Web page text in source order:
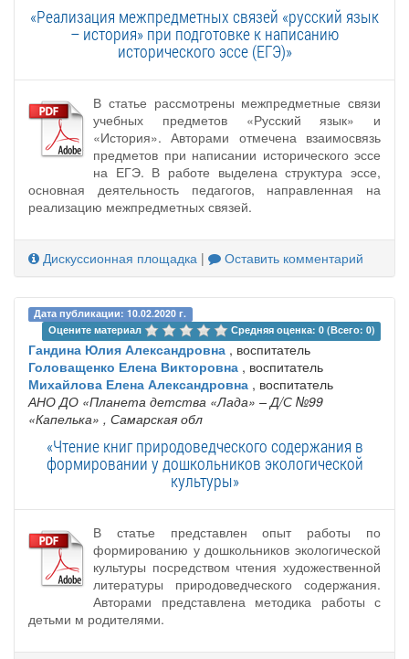
«Реализация межпредметных связей «русский язык
– история» при подготовке к написанию
исторического эссе (ЕГЭ)»
В статье рассмотрены межпредметные связи
учебных предметов «Русский язык» и
«История». Авторами отмечена взаимосвязь
предметов при написании исторического эссе
на ЕГЭ. В работе выделена структура эссе,
основная деятельность педагогов, направленная на
реализацию межпредметных связей.
Дискуссионная площадка | Оставить комментарий
Дата публикации: 10.02.2020 г.
Оцените материал
Средняя оценка: 0 (Всего: 0)
Гандина Юлия Александровна , воспитатель
Головащенко Елена Викторовна , воспитатель
Михайлова Елена Александровна , воспитатель
АНО ДО «Планета детства «Лада» – Д/С №99
«Капелька» , Самарская обл
«Чтение книг природоведческого содержания в
формировании у дошкольников экологической
культуры»
В статье представлен опыт работы по
формированию у дошкольников экологической
культуры посредством чтения художественной
литературы природоведческого содержания.
Авторами представлена методика работы с
детьми м родителями.